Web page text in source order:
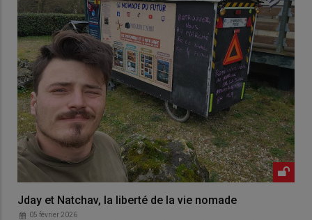
Jday et Natchav, la liberté de la vie nomade
05 février 2026